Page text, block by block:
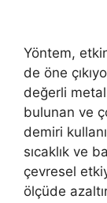
Yöntem,
de öne
değerli
bulunan ve
demiri
sıcaklık ve
çevresel
ölçüde